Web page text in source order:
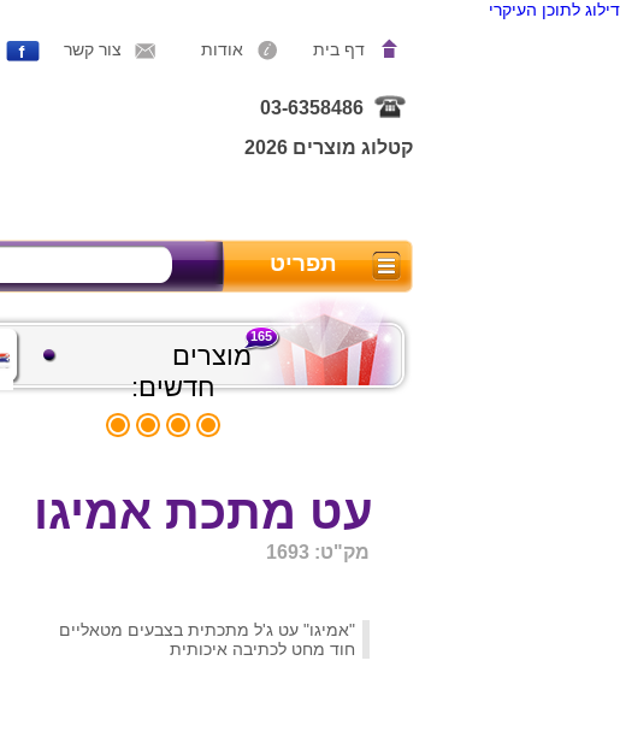
דילוג לתוכן העיקרי
דף בית אודות צור קשר
03-6358486
קטלוג מוצרים 2026
תפריט
מוצרים
חדשים:
165
עט מתכת אמיגו
מק"ט: 1693
"אמיגו" עט ג'ל מתכתית בצבעים מטאליים
חוד מחט לכתיבה איכותית